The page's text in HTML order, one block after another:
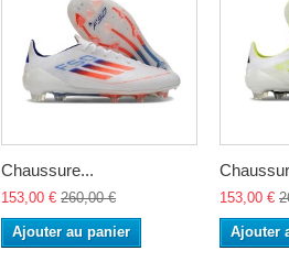
Chaussure...
153,00 € 260,00 €
Ajouter au panier
153,00 €
Ajouter